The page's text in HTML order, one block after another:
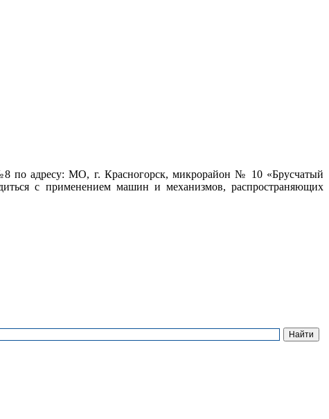
адресу: МО, г. Красногорск, микрорайон № 10 «Брусчатый
с применением машин и механизмов, распространяющих